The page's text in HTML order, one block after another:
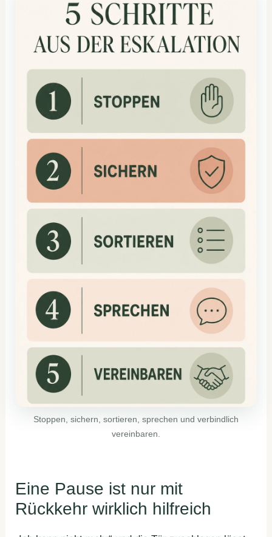
Stoppen, sichern, sortieren, sprechen und verbindlich
vereinbaren.
Eine Pause ist nur mit
Rückkehr wirklich hilfreich